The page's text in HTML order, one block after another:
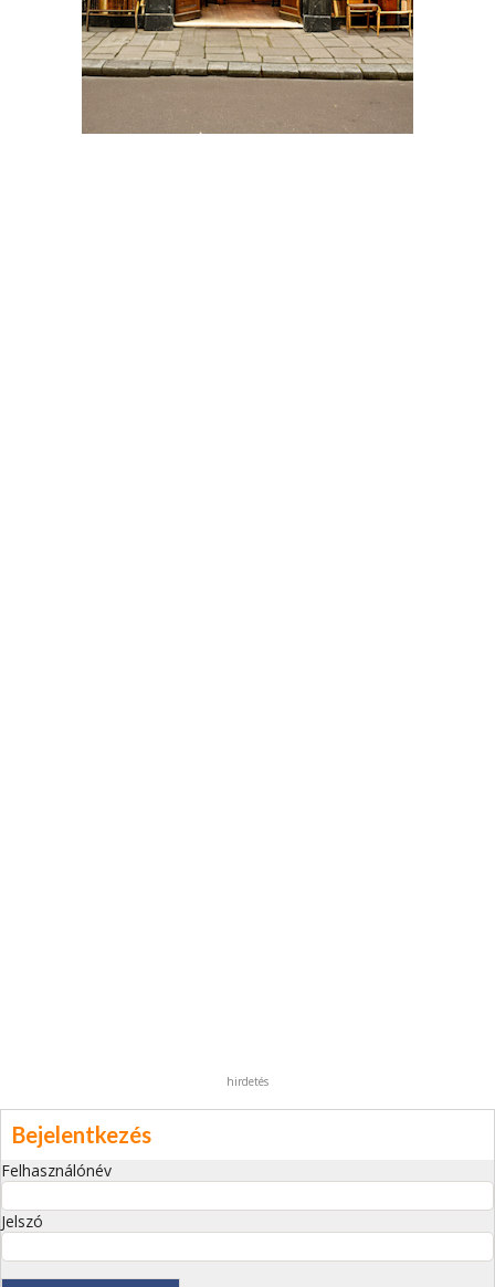
hirdetés
Bejelentkezés
Felhasználónév
Jelszó